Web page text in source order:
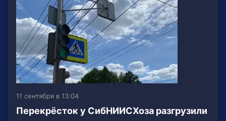
11 сентября в 13:04
Перекрёсток у СибНИИСХоза разгрузили